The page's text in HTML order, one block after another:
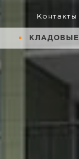
Контакты
КЛАДОВЫЕ